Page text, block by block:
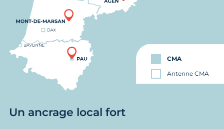
CMA
Antenne CMA
Un ancrage local fort